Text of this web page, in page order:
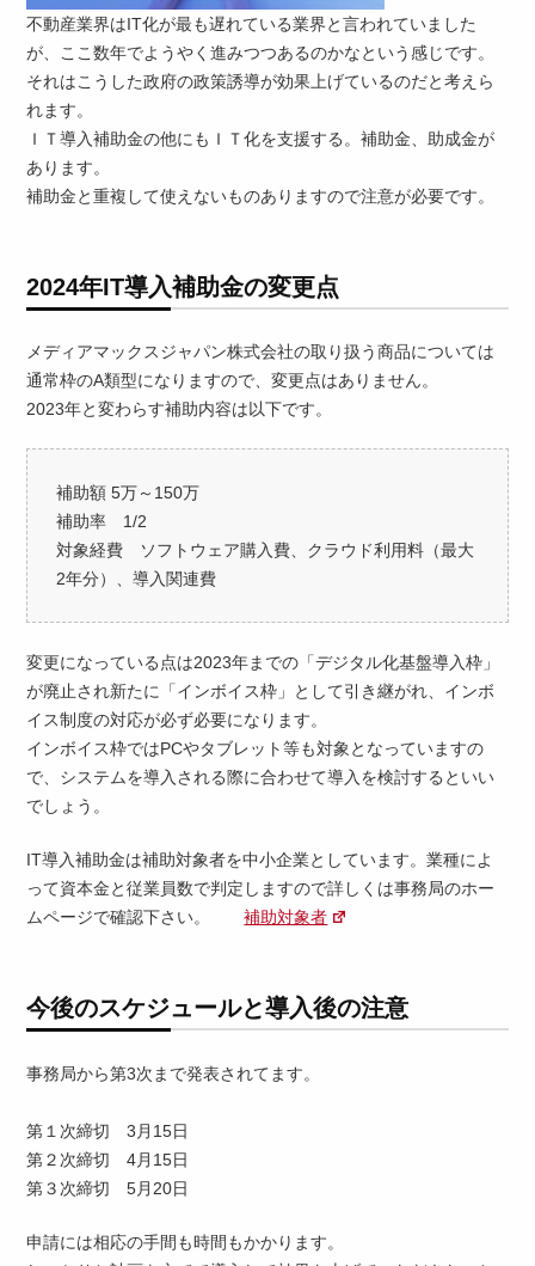
不動産業界はIT化が最も遅れている業界と言われていました
が、ここ数年でようやく進みつつあるのかなという感じです。
それはこうした政府の政策誘導が効果上げているのだと考えら
れます。
ＩＴ導入補助金の他にもＩＴ化を支援する。補助金、助成金が
あります。
補助金と重複して使えないものありますので注意が必要です。
2024年IT導入補助金の変更点
メディアマックスジャパン株式会社の取り扱う商品については
通常枠のA類型になりますので、変更点はありません。
2023年と変わらす補助内容は以下です。
補助額 5万～150万
補助率 1/2
対象経費 ソフトウェア購入費、クラウド利用料（最大
2年分）、導入関連費
変更になっている点は2023年までの「デジタル化基盤導入枠」
が廃止され新たに「インボイス枠」として引き継がれ、インボ
イス制度の対応が必ず必要になります。
インボイス枠ではPCやタブレット等も対象となっていますの
で、システムを導入される際に合わせて導入を検討するといい
でしょう。
IT導入補助金は補助対象者を中小企業としています。業種によ
って資本金と従業員数で判定しますので詳しくは事務局のホー
ムページで確認下さい。
補助対象者
今後のスケジュールと導入後の注意
事務局から第3次まで発表されてます。
第１次締切 3月15日
第２次締切 4月15日
第３次締切 5月20日
申請には相応の手間も時間もかかります。